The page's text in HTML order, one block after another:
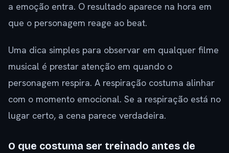
a emoção entra. O resultado aparece na hora em
que o personagem reage ao beat.
Uma dica simples para observar em qualquer filme
musical é prestar atenção em quando o
personagem respira. A respiração costuma alinhar
com o momento emocional. Se a respiração está no
lugar certo, a cena parece verdadeira.
O que costuma ser treinado antes de